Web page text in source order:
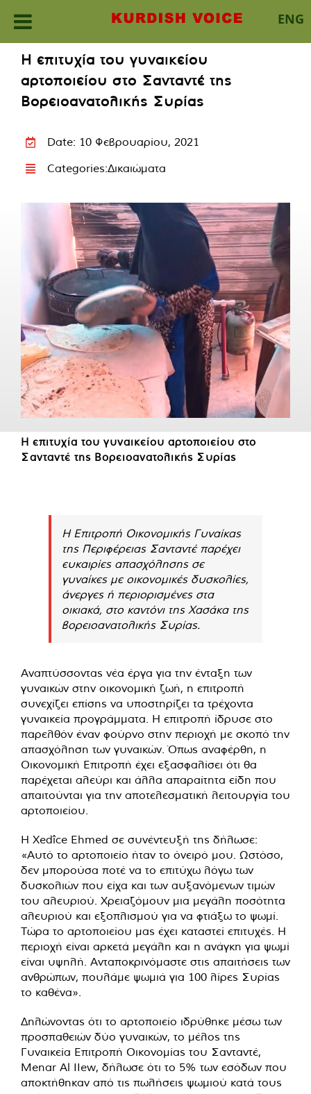
ENG
content
Η επιτυχία του γυναικείου
αρτοποιείου στο Σανταντέ της
Βορειοανατολικής Συρίας
Date: 10 Φεβρουαρίου, 2021
Categories:Δικαιώματα
Η επιτυχία του γυναικείου αρτοποιείου στο
Σανταντέ της Βορειοανατολικής Συρίας
Η Επιτροπή Οικονομικής Γυναίκας
της Περιφέρειας Σανταντέ παρέχει
ευκαιρίες απασχόλησης σε
γυναίκες με οικονομικές δυσκολίες,
άνεργες ή περιορισμένες στα
οικιακά, στο καντόνι της Χασάκα της
βορειοανατολικής Συρίας.
Αναπτύσσοντας νέα έργα για την ένταξη των
γυναικών στην οικονομική ζωή, η επιτροπή
συνεχίζει επίσης να υποστηρίζει τα τρέχοντα
γυναικεία προγράμματα. Η επιτροπή ίδρυσε στο
παρελθόν έναν φούρνο στην περιοχή με σκοπό την
απασχόληση των γυναικών. Όπως αναφέρθη, η
Οικονομική Επιτροπή έχει εξασφαλίσει ότι θα
παρέχεται αλεύρι και άλλα απαραίτητα είδη που
απαιτούνται για την αποτελεσματική λειτουργία του
αρτοποιείου.
Η Xedîce Ehmed σε συνέντευξή της δήλωσε:
«Αυτό το αρτοποιείο ήταν το όνειρό μου. Ωστόσο,
δεν μπορούσα ποτέ να το επιτύχω λόγω των
δυσκολιών που είχα και των αυξανόμενων τιμών
του αλευριού. Χρειαζόμουν μια μεγάλη ποσότητα
αλευριού και εξοπλισμού για να φτιάξω το ψωμί.
Τώρα το αρτοποιείου μας έχει καταστεί επιτυχές. Η
περιοχή είναι αρκετά μεγάλη και η ανάγκη για ψωμί
είναι υψηλή. Ανταποκρινόμαστε στις απαιτήσεις των
ανθρώπων, πουλάμε ψωμιά για 100 λίρες Συρίας
το καθένα».
Δηλώνοντας ότι το αρτοποιείο ιδρύθηκε μέσω των
προσπαθειών δύο γυναικών, το μέλος της
Γυναικεία Επιτροπή Οικονομίας του Σανταντέ,
Menar Al IIew, δήλωσε ότι το 5% των εσόδων που
αποκτήθηκαν από τις πωλήσεις ψωμιού κατά τους